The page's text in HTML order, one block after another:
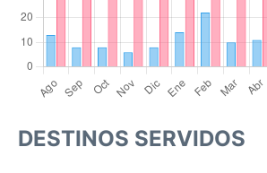
DESTINOS SERVIDOS